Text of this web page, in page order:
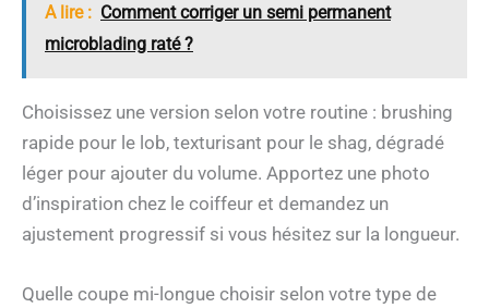
A lire : Comment corriger un semi permanent
microblading raté ?
Choisissez une version selon votre routine : brushing
rapide pour le lob, texturisant pour le shag, dégradé
léger pour ajouter du volume. Apportez une photo
d’inspiration chez le coiffeur et demandez un
ajustement progressif si vous hésitez sur la longueur.
Quelle coupe mi-longue choisir selon votre type de